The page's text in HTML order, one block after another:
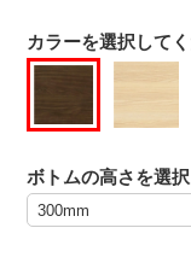
カラーを選択して
ボトムの高さを選